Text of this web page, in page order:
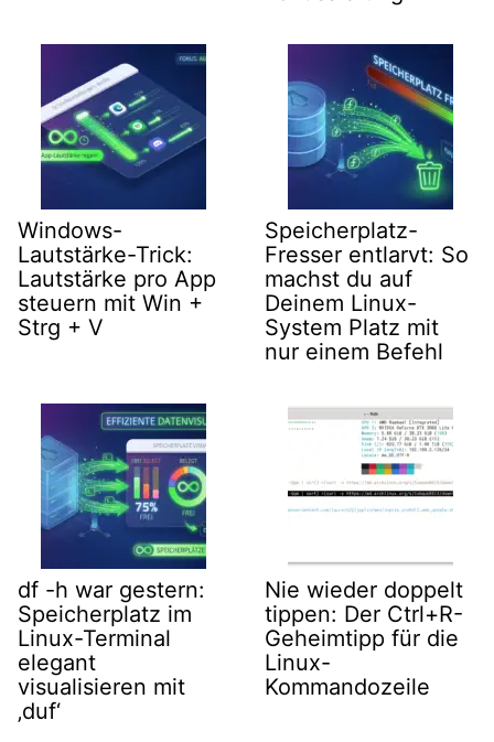
Windows-
Lautstärke-Trick:
Lautstärke pro App
steuern mit Win +
Strg + V
Speicherplatz-
Fresser entlarvt: So
machst du auf
Deinem Linux-
System Platz mit
nur einem Befehl
df -h war gestern:
Speicherplatz im
Linux-Terminal
elegant
visualisieren mit
‚duf‘
Nie wieder doppelt
tippen: Der Ctrl+R-
Geheimtipp für die
Linux-
Kommandozeile